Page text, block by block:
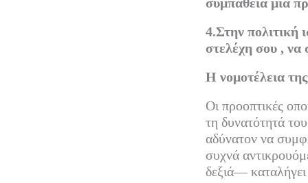
4.Στην πολιτική
στελέχη σου , να
Η νομοτέλεια
Οι προοπτικές
τη δυνατότητά
αδύνατον να
συχνά
δεξιά—